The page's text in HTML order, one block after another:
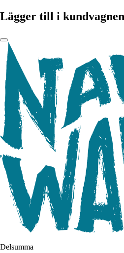
Lägger till i
Delsumma